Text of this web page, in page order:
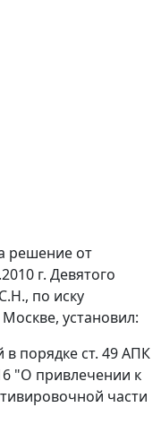
решение от
г. Девятого
по иску
установил:
в порядке ст. 49АПК
"О привлечении к
части